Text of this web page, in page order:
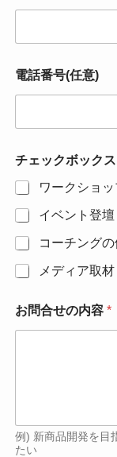
電話番号(任意)
チェックボックス
ワークショ
イベント登
コーチング
メディア取材
お問合せの内容 *
例) 新商品開発を目
たい